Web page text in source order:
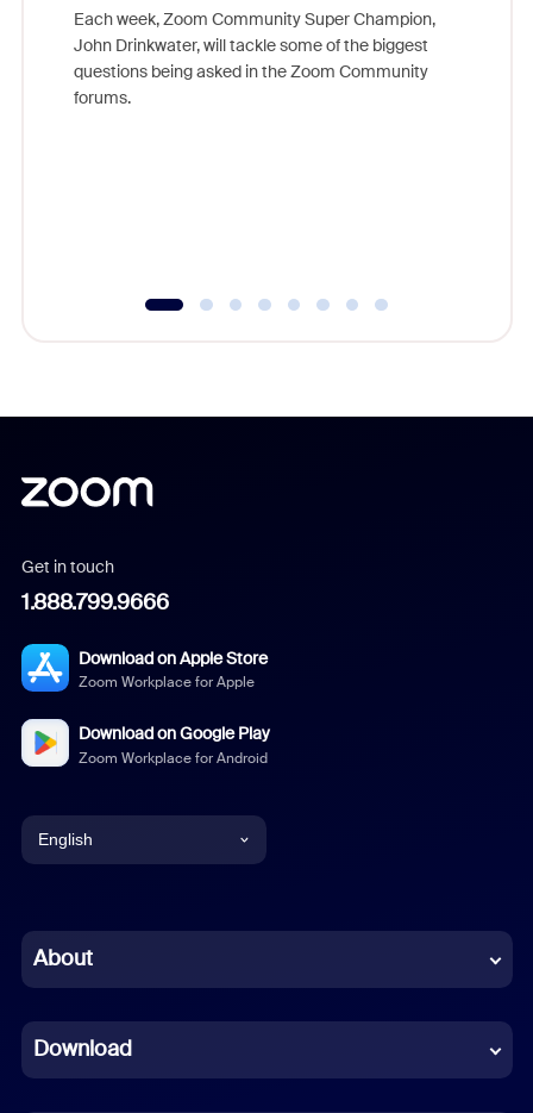
Each week, Zoom Community Super Champion,
John Drinkwater, will tackle some of the biggest
questions being asked in the Zoom Community
forums.
Get in touch
1.888.799.9666
Download on Apple Store
Zoom Workplace for Apple
Download on Google Play
Zoom Workplace for Android
English
Chinese (Simplified)
French
About
Download